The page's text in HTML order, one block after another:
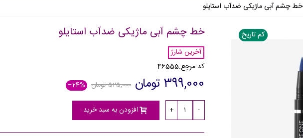
خط چشم آبی ماژیکی ضدآب استایلو
کم تاریخ خط چشم آبی ماژیکی ضدآب استایلو
آخرین شارژ
کد مرجع:46555
399,000 تومان 525,000 تومان ‎−24%
-
+ افزودن به سبد خرید